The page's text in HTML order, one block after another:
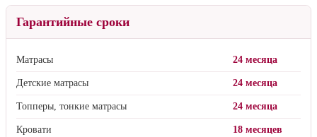
Гарантийные сроки
Матрасы 24 месяца
Детские матрасы 24 месяца
Топперы, тонкие матрасы 24 месяца
Кровати 18 месяцев